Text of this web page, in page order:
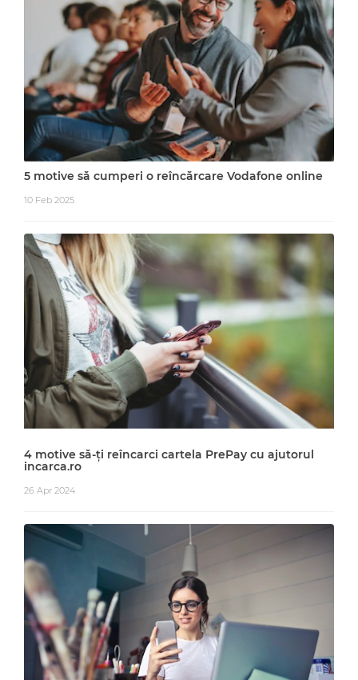
5 motive să cumperi o reîncărcare Vodafone online
10 Feb 2025
4 motive să-ți reîncarci cartela PrePay cu ajutorul
incarca.ro
26 Apr 2024